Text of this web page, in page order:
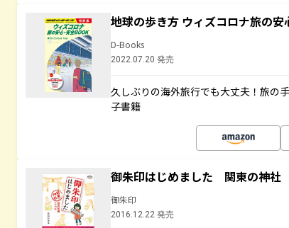
地球の歩き方 ウィズコロナ旅の安
D-Books
2022.07.20 発売
久しぶりの海外旅行でも大丈夫！旅の
子書籍
御朱印はじめました 関東の神社
御朱印
2016.12.22 発売